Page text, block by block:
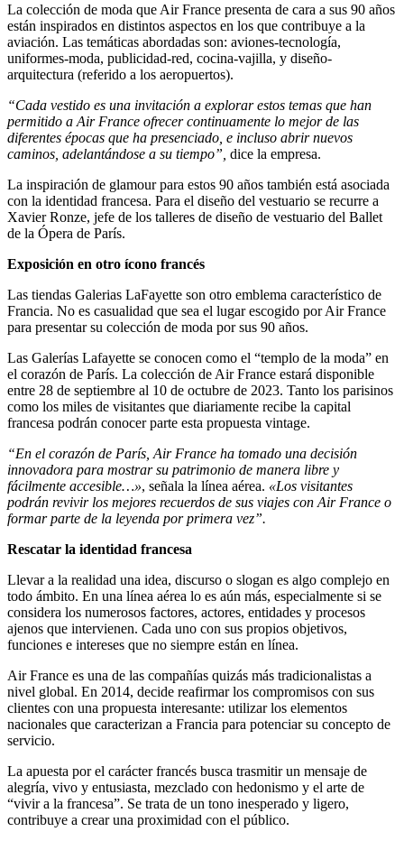
La colección de moda que Air France presenta de cara a sus 90 años
están inspirados en distintos aspectos en los que contribuye a la
aviación. Las temáticas abordadas son: aviones-tecnología,
uniformes-moda, publicidad-red, cocina-vajilla, y diseño-
arquitectura (referido a los aeropuertos).
“Cada vestido es una invitación a explorar estos temas que han
permitido a Air France ofrecer continuamente lo mejor de las
diferentes épocas que ha presenciado, e incluso abrir nuevos
caminos, adelantándose a su tiempo”, dice la empresa.
La inspiración de glamour para estos 90 años también está asociada
con la identidad francesa. Para el diseño del vestuario se recurre a
Xavier Ronze, jefe de los talleres de diseño de vestuario del Ballet
de la Ópera de París.
Exposición en otro ícono francés
Las tiendas Galerias LaFayette son otro emblema característico de
Francia. No es casualidad que sea el lugar escogido por Air France
para presentar su colección de moda por sus 90 años.
Las Galerías Lafayette se conocen como el “templo de la moda” en
el corazón de París. La colección de Air France estará disponible
entre 28 de septiembre al 10 de octubre de 2023. Tanto los parisinos
como los miles de visitantes que diariamente recibe la capital
francesa podrán conocer parte esta propuesta vintage.
“En el corazón de París, Air France ha tomado una decisión
innovadora para mostrar su patrimonio de manera libre y
fácilmente accesible…», señala la línea aérea. «Los visitantes
podrán revivir los mejores recuerdos de sus viajes con Air France o
formar parte de la leyenda por primera vez”.
Rescatar la identidad francesa
Llevar a la realidad una idea, discurso o slogan es algo complejo en
todo ámbito. En una línea aérea lo es aún más, especialmente si se
considera los numerosos factores, actores, entidades y procesos
ajenos que intervienen. Cada uno con sus propios objetivos,
funciones e intereses que no siempre están en línea.
Air France es una de las compañías quizás más tradicionalistas a
nivel global. En 2014, decide reafirmar los compromisos con sus
clientes con una propuesta interesante: utilizar los elementos
nacionales que caracterizan a Francia para potenciar su concepto de
servicio.
La apuesta por el carácter francés busca trasmitir un mensaje de
alegría, vivo y entusiasta, mezclado con hedonismo y el arte de
“vivir a la francesa”. Se trata de un tono inesperado y ligero,
contribuye a crear una proximidad con el público.